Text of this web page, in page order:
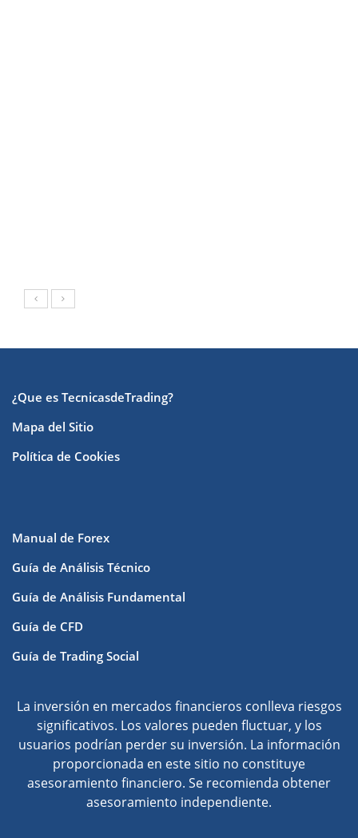
¿Que es TecnicasdeTrading?
Mapa del Sitio
Política de Cookies
Manual de Forex
Guía de Análisis Técnico
Guía de Análisis Fundamental
Guía de CFD
Guía de Trading Social
La inversión en mercados financieros conlleva riesgos
significativos. Los valores pueden fluctuar, y los
usuarios podrían perder su inversión. La información
proporcionada en este sitio no constituye
asesoramiento financiero. Se recomienda obtener
asesoramiento independiente.